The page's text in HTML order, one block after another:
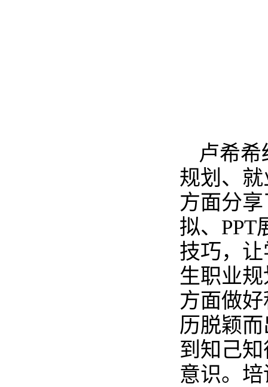
卢希
规划、
方面分
拟、PPT
技巧，
生职业
方面做
历脱颖
到知己
意识。